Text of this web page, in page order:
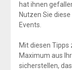
hat ihnen
Nutzen Sie
Events.
Mit diesen Tipps
Maximum aus
sicherstellen,